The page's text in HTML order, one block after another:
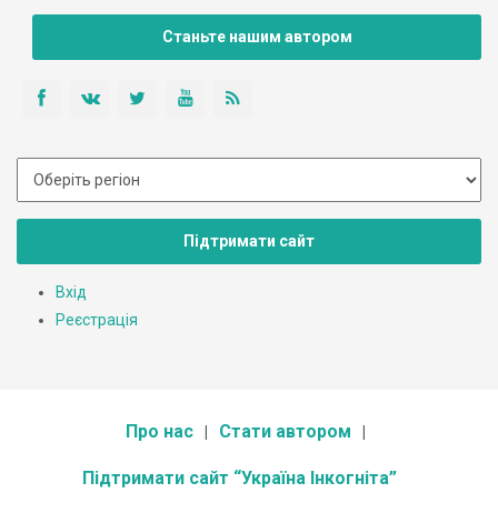
Станьте нашим автором
Підтримати сайт
Вхід
Реєстрація
Про нас Стати автором
Підтримати сайт “Україна Інкогніта”